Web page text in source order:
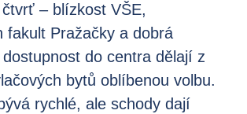
– blízkost VŠE,
fakult Pražačky a dobrá
do centra dělají z
bytů oblíbenou volbu.
rychlé, ale schody dají